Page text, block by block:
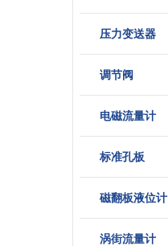
压力变送器
调节阀
电磁流量计
标准孔板
磁翻板液位计
涡街流量计